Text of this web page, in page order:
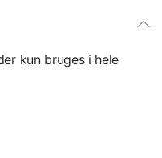
kun bruges i hele